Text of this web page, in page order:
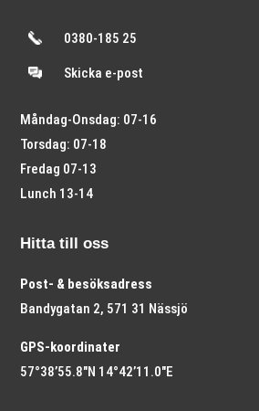
0380-185 25
Skicka e-post
Måndag-Onsdag: 07-16
Torsdag: 07-18
Fredag 07-13
Lunch 13-14
Hitta till oss
Post- & besöksadress
Bandygatan 2, 571 31 Nässjö
GPS-koordinater
57°38’55.8″N 14°42’11.0″E